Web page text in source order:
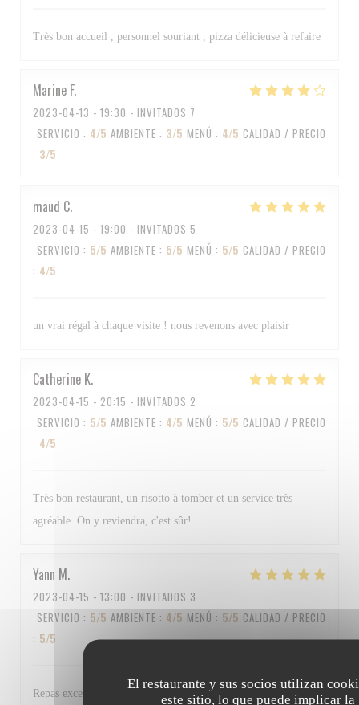
El restaurante y sus socios utilizan
este sitio, lo que puede implicar la
Très bon accueil , personnel souriant , pizza délicieuse à refaire
Marine F
2023-04-13 - 19:30 - INVITADOS 7
SERVICIO : 4/5 AMBIENTE : 3/5 MENÚ : 4/5 CALIDAD / PRECIO
: 3/5
maud C
2023-04-15 - 19:00 - INVITADOS 5
SERVICIO : 5/5 AMBIENTE : 5/5 MENÚ : 5/5 CALIDAD / PRECIO
: 4/5
un vrai régal à chaque visite ! nous revenons avec plaisir
Catherine K
2023-04-15 - 20:15 - INVITADOS 2
SERVICIO : 5/5 AMBIENTE : 4/5 MENÚ : 5/5 CALIDAD / PRECIO
: 4/5
Très bon restaurant, un risotto à tomber et un service très
agréable. On y reviendra, c'est sûr!
Yann M
2023-04-15 - 13:00 - INVITADOS 3
SERVICIO : 5/5 AMBIENTE : 4/5 MENÚ : 5/5 CALIDAD / PRECIO
: 5/5
Repas excellent et personnel au top Bravo à tous